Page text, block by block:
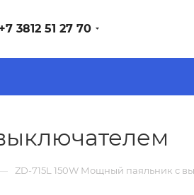
+7 3812 51 27 70
ZD-715L 150W Мощный паяльник с